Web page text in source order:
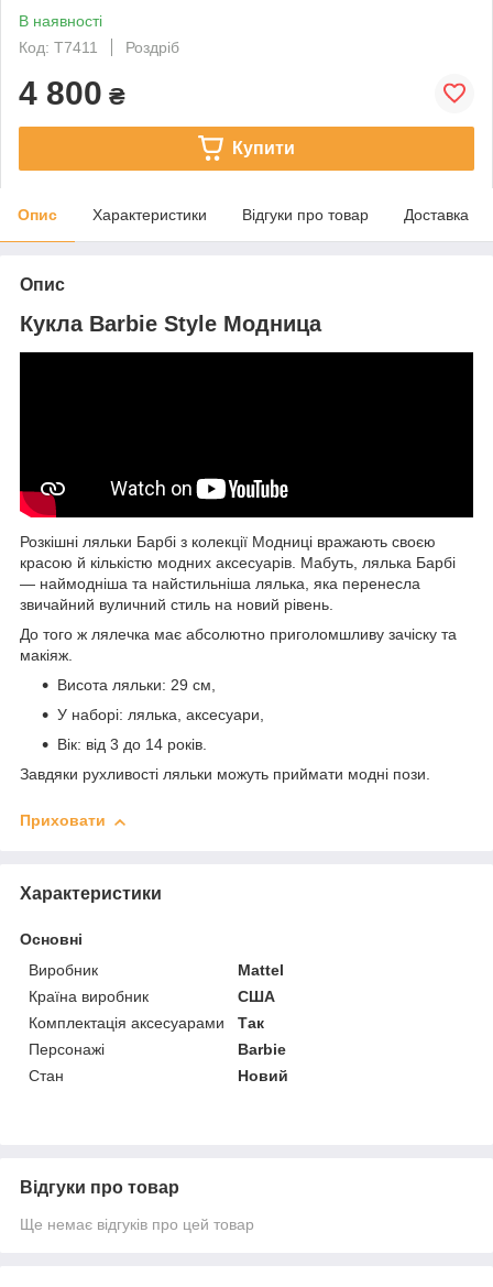
В наявності
Код: T7411
Роздріб
4 800 ₴
Купити
Опис Характеристики Відгуки про товар Доставка
Опис
Кукла Barbie Style Модница
Розкішні ляльки Барбі з колекції Модниці вражають своєю
красою й кількістю модних аксесуарів. Мабуть, лялька Барбі
— наймодніша та найстильніша лялька, яка перенесла
звичайний вуличний стиль на новий рівень.
До того ж лялечка має абсолютно приголомшливу зачіску та
макіяж.
Висота ляльки: 29 см,
У наборі: лялька, аксесуари,
Вік: від 3 до 14 років.
Завдяки рухливості ляльки можуть приймати модні пози.
Приховати
Характеристики
Основні
Виробник
Mattel
Країна виробник
США
Комплектація аксесуарами
Так
Персонажі
Barbie
Стан
Новий
Відгуки про товар
Ще немає відгуків про цей товар